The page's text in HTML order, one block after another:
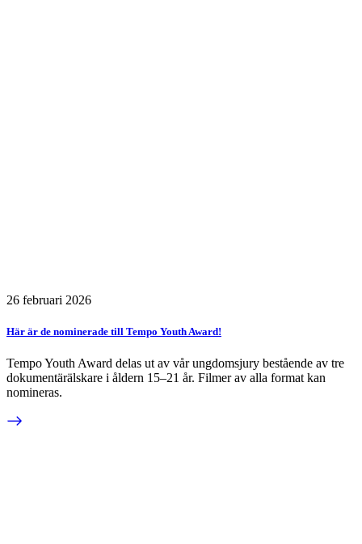
26 februari 2026
Här är de nominerade till Tempo Youth Award!
Tempo Youth Award delas ut av vår ungdomsjury bestående av tre
dokumentärälskare i åldern 15–21 år. Filmer av alla format kan
nomineras.